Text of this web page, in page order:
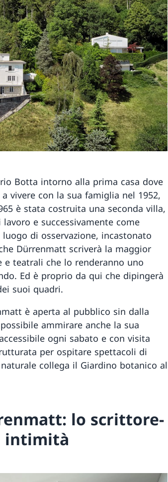
Botta intorno alla prima casa dove
vivere con la sua famiglia nel 1952,
è stata costruita una seconda villa,
e successivamente come
di osservazione, incastonato
Dürrenmatt scriverà la maggior
teatrali che lo renderanno uno
Ed è proprio da qui che dipingerà
suoi quadri.
è aperta al pubblico sin dalla
ammirare anche la sua
ogni sabato e con visita
per ospitare spettacoli di
collega il Giardino botanico al
lo scrittore-
intimità